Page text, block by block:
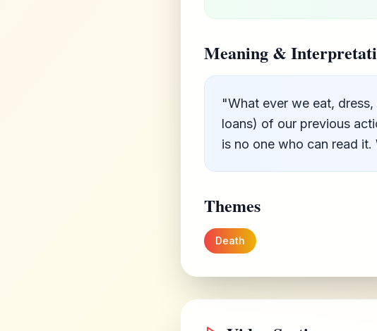
Meaning &
"What ever we eat,
loans) of our previous
is no one who can read
Themes
Death